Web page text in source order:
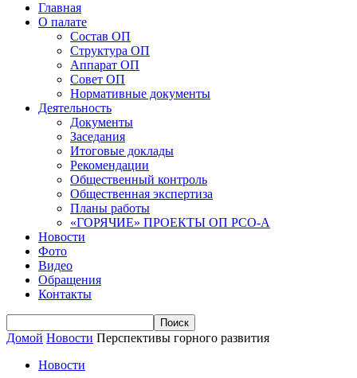
Главная
О палате
Состав ОП
Структура ОП
Аппарат ОП
Совет ОП
Нормативные документы
Деятельность
Документы
Заседания
Итоговые доклады
Рекомендации
Общественный контроль
Общественная экспертиза
Планы работы
«ГОРЯЧИЕ» ПРОЕКТЫ ОП РСО-А
Новости
Фото
Видео
Обращения
Контакты
Домой Новости Перспективы горного развития
Новости